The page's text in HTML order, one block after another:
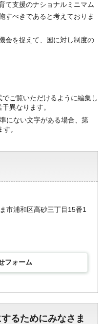
て支援のナショナルミニマム
すべきであると考えておりま
会を捉えて、国に対し制度の
ご覧いただけるように編集し
異なります。
にない文字がある場合、第
す。
市浦和区高砂三丁目15番1
フォーム
るためにみなさま